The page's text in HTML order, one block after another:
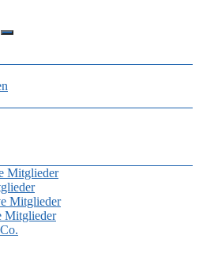
Forschung e.V.
Mitglieder
Mitglieder
Mitglieder